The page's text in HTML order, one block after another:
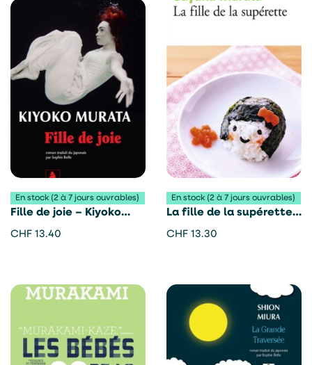
En stock (2 à 7 jours ouvrables)
Fille de joie – Kiyoko
Murata
CHF 13.40
En stock (2 à 7 jours ouvrables)
La fille de la supérette
– Sayaka Murata
CHF 13.30